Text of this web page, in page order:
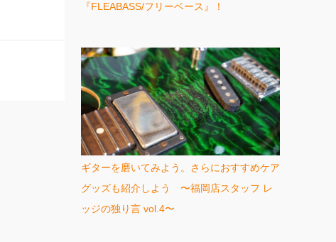
『FLEABASS/フリーベース』！
ギターを磨いてみよう。さらにおすすめケア
グッズも紹介しよう 〜福岡店スタッフ レ
ッジの独り言 vol.4〜